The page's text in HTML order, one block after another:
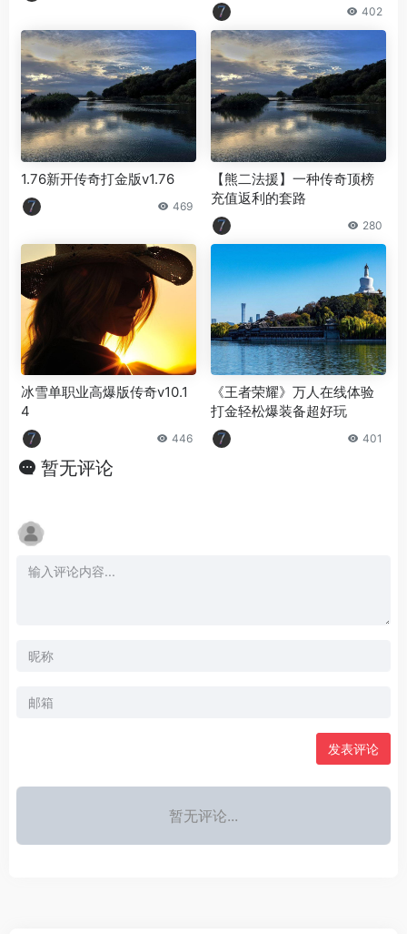
402
1.76新开传奇打金版v1.76
469
【熊二法援】一种传奇顶榜
充值返利的套路
280
冰雪单职业高爆版传奇v10.1
4
446
《王者荣耀》万人在线体验
打金轻松爆装备超好玩
401
暂无评论
发表评论
暂无评论...